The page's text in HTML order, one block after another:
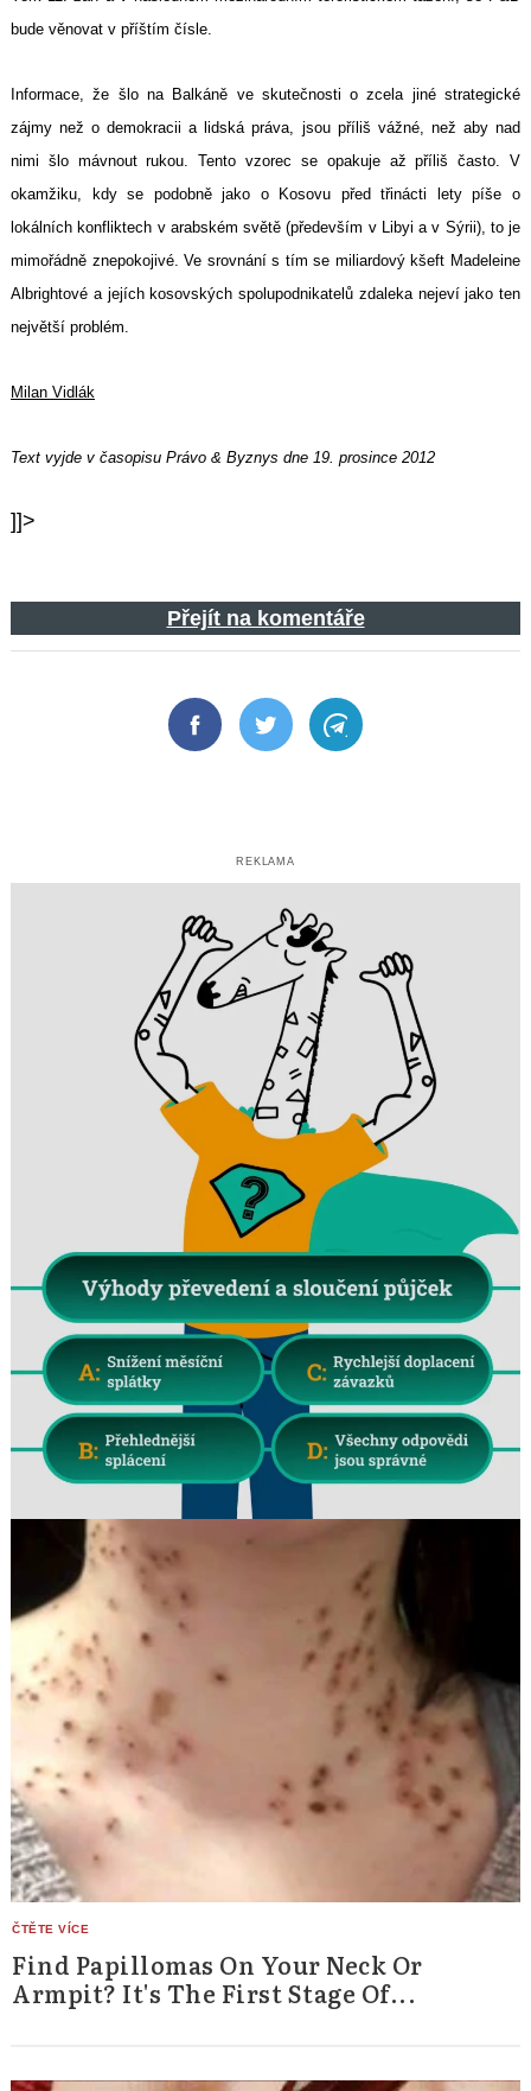
bude věnovat v příštím čísle.
Informace, že šlo na Balkáně ve skutečnosti o zcela jiné strategické
zájmy než o demokracii a lidská práva, jsou příliš vážné, než aby nad
nimi šlo mávnout rukou. Tento vzorec se opakuje až příliš často. V
okamžiku, kdy se podobně jako o Kosovu před třinácti lety píše o
lokálních konfliktech v arabském světě (především v Libyi a v Sýrii), to je
mimořádně znepokojivé. Ve srovnání s tím se miliardový kšeft Madeleine
Albrightové a jejích kosovských spolupodnikatelů zdaleka nejeví jako ten
největší problém.
Milan Vidlák
Text vyjde v časopisu Právo & Byznys dne 19. prosince 2012
]]>
Přejít na komentáře
FacebookTwitter Telegram
REKLAMA
Find Papillomas On Your Neck Or
Armpit? It's The First Stage Of...